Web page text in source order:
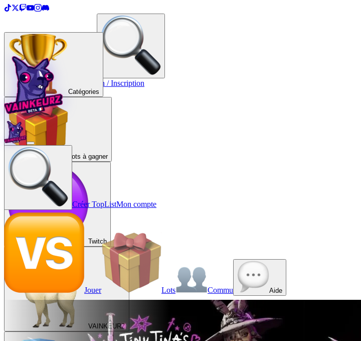
Créer une TopList Connexion / Inscription
Catégories
Lots à gagner
Twitch
VAINKEURZ
Créer TopListMon compte
Jouer Lots Commu Aide